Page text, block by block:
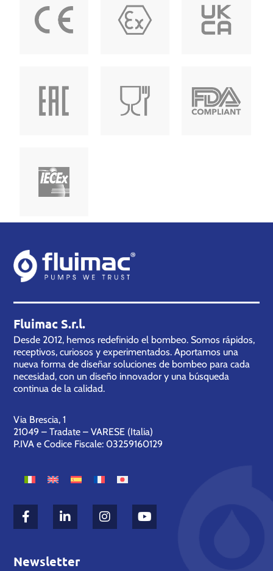
Fluimac S.r.l.
Desde 2012, hemos redefinido el bombeo. Somos rápidos,
receptivos, curiosos y experimentados. Aportamos una
nueva forma de diseñar soluciones de bombeo para cada
necesidad, con un diseño innovador y una búsqueda
continua de la calidad.
Via Brescia, 1
21049 – Tradate – VARESE (Italia)
P.IVA e Codice Fiscale: 03259160129
Newsletter